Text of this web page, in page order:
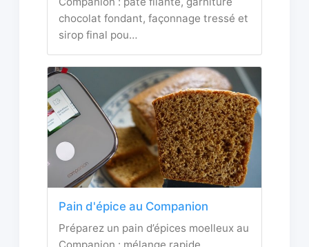
chocolat fondant, façonnage tressé et
sirop final pou…
Pain d'épice au Companion
Préparez un pain d’épices moelleux au